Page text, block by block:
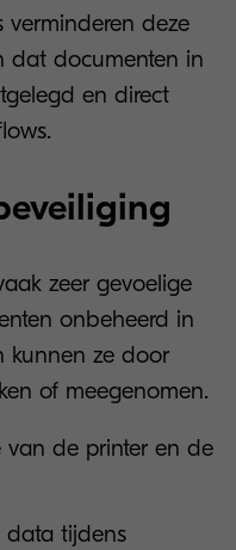
verminderen deze
dat documenten in
en direct
zeer gevoelige
onbeheerd in
kunnen ze door
of meegenomen.
van de printer en de
data tijdens